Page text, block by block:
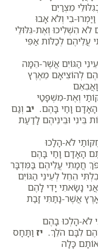
מִצְרַיִם
וַיַּמְרוּ-בִי וְלֹא אָבוּ
הִשְׁלִיכוּ וְאֶת-גִּלּוּלֵי
עֲלֵיהֶם לְכַלּוֹת אַפִּי
הַגּוֹיִם אֲשֶׁר-הֵמָּה
לְהוֹצִיאָם מֵאֶרֶץ
וְאֶת-מִשְׁפָּטַי
וָחַי בָּהֶם. יב וְגַם
בֵּינִי וּבֵינֵיהֶם לָדַעַת
לֹא-הָלָכוּ
הָאָדָם וָחַי בָּהֶם
חֲמָתִי עֲלֵיהֶם בַּמִּדְבָּר
הֵחֵל לְעֵינֵי הַגּוֹיִם
נָשָׂאתִי יָדִי לָהֶם
אֲשֶׁר-נָתַתִּי זָבַת
לֹא-הָלְכוּ בָהֶם
לִבָּם הֹלֵךְ. יז וַתָּחָס
כָּלָה